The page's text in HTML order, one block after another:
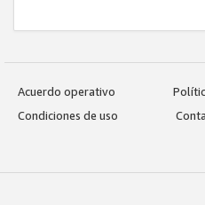
Acuerdo operativo
Condiciones de uso